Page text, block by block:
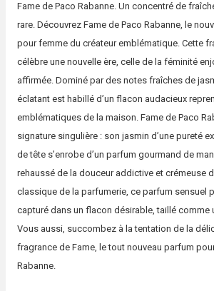
Fame de Paco Rabanne. Un concentré de
rare. Découvrez Fame de Paco Rabanne, le
pour femme du créateur emblématique. Cette
célèbre une nouvelle ère, celle de la féminité
affirmée. Dominé par des notes fraîches de
éclatant est habillé d’un flacon audacieux
emblématiques de la maison. Fame de Paco
signature singulière : son jasmin d’une pureté
de tête s’enrobe d’un parfum gourmand de
rehaussé de la douceur addictive et crémeuse
classique de la parfumerie, ce parfum sensuel
capturé dans un flacon désirable, taillé comme
Vous aussi, succombez à la tentation de la
fragrance de Fame, le tout nouveau parfum
Rabanne.